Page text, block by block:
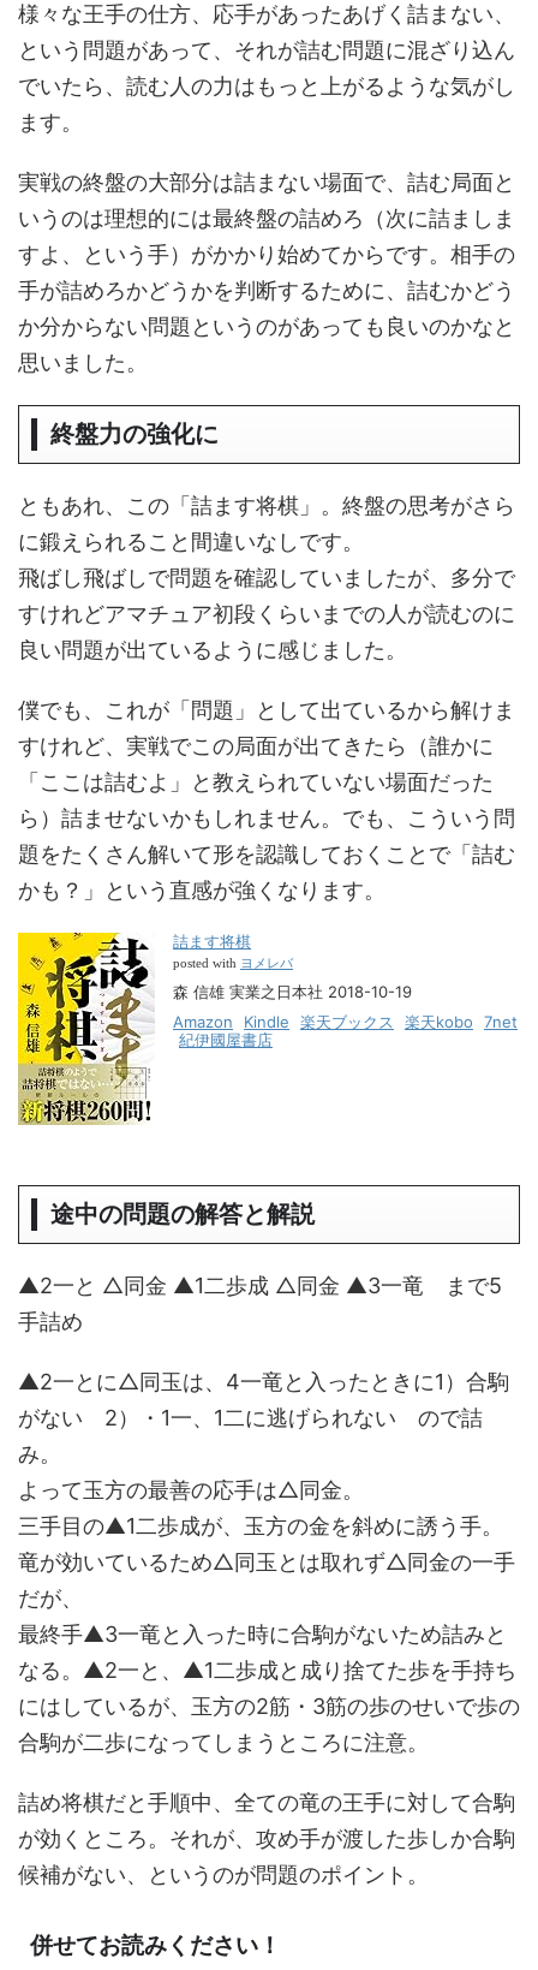
様々な王手の仕方、応手があったあげく詰まない、
という問題があって、それが詰む問題に混ざり込ん
でいたら、読む人の力はもっと上がるような気がし
ます。
実戦の終盤の大部分は詰まない場面で、詰む局面と
いうのは理想的には最終盤の詰めろ（次に詰ましま
すよ、という手）がかかり始めてからです。相手の
手が詰めろかどうかを判断するために、詰むかどう
か分からない問題というのがあっても良いのかなと
思いました。
終盤力の強化に
ともあれ、この「詰ます将棋」。終盤の思考がさら
に鍛えられること間違いなしです。
飛ばし飛ばしで問題を確認していましたが、多分で
すけれどアマチュア初段くらいまでの人が読むのに
良い問題が出ているように感じました。
僕でも、これが「問題」として出ているから解けま
すけれど、実戦でこの局面が出てきたら（誰かに
「ここは詰むよ」と教えられていない場面だった
ら）詰ませないかもしれません。でも、こういう問
題をたくさん解いて形を認識しておくことで「詰む
かも？」という直感が強くなります。
詰ます将棋
posted with ヨメレバ
森 信雄 実業之日本社 2018-10-19
Amazon
Kindle 楽天ブックス 楽天kobo
7net
紀伊國屋書店
途中の問題の解答と解説
▲2一と △同金 ▲1二歩成 △同金 ▲3一竜 まで5
手詰め
▲2一とに△同玉は、4一竜と入ったときに1）合駒
がない 2）・1一、1二に逃げられない ので詰
み。
よって玉方の最善の応手は△同金。
三手目の▲1二歩成が、玉方の金を斜めに誘う手。
竜が効いているため△同玉とは取れず△同金の一手
だが、
最終手▲3一竜と入った時に合駒がないため詰みと
なる。▲2一と、▲1二歩成と成り捨てた歩を手持ち
にはしているが、玉方の2筋・3筋の歩のせいで歩の
合駒が二歩になってしまうところに注意。
詰め将棋だと手順中、全ての竜の王手に対して合駒
が効くところ。それが、攻め手が渡した歩しか合駒
候補がない、というのが問題のポイント。
併せてお読みください！